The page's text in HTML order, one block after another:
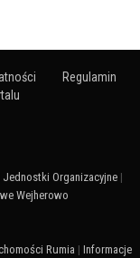
Regulamin
Jednostki Organizacyjne |
Wejherowo
Rumia | Informacje